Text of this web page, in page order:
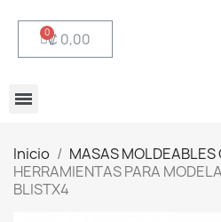
₡ 0,00
Inicio
MASAS MOLDEABLES
HERRAMIENTAS PARA
BLISTX4